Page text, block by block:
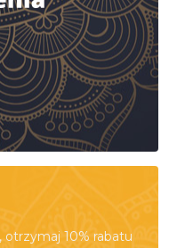
10% rabatu